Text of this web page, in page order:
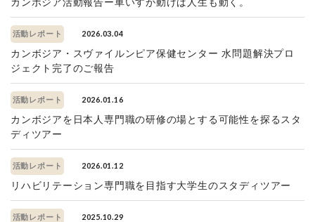
活動レポート 2026.03.04
カンボジア・スヴァイルンピア保健センター 水問題解決プロ
ジェクト完了のご報告
活動レポート 2026.01.16
カンボジアを日本人専門職の研修の場とする可能性を探るスタ
ディツアー
活動レポート 2026.01.12
リハビリテーション専門職を目指す大学生のスタディツアー
活動レポート 2025.10.29